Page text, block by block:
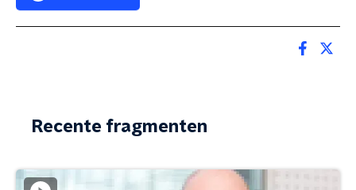
Recente fragmenten